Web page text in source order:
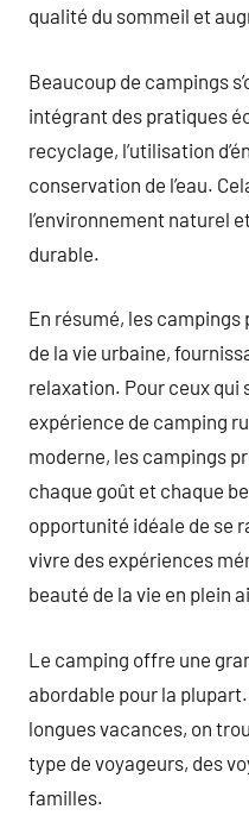
qualité du sommeil et
Beaucoup de campings
intégrant des pratiques
recyclage, l’utilisation
conservation de l’eau.
l’environnement naturel
durable.
En résumé, les
de la vie urbaine,
relaxation. Pour ceux qui
expérience de camping
moderne, les campings
chaque goût et chaque
opportunité idéale de se
vivre des expériences
beauté de la vie en plein
Le camping offre une
abordable pour la
longues vacances, on
type de voyageurs, des
familles.